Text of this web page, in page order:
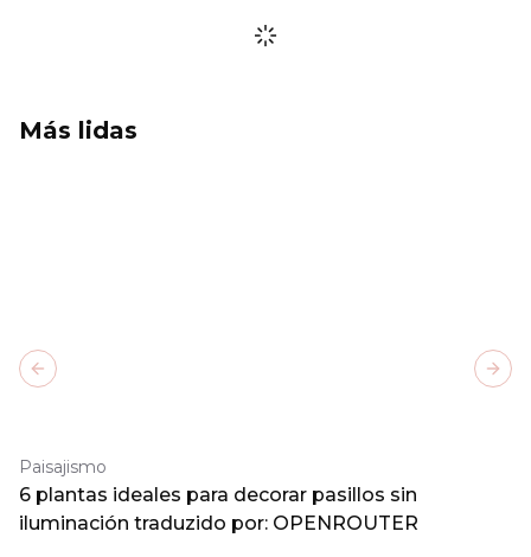
Más lidas
Paisajismo
6 plantas ideales para decorar pasillos sin
iluminación traduzido por: OPENROUTER
Previous slide